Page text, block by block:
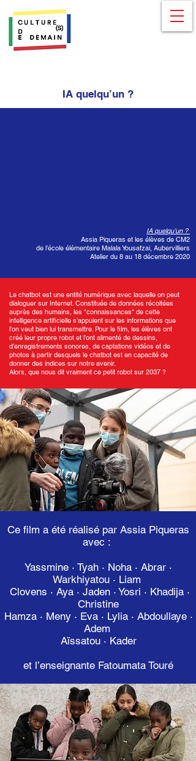
IA quelqu’un ?
IA quelqu’un ?
Assia Piqueras et les élèves de CM2
de l’école élémentaire Malala Yousafzai, Aubervilliers
Atelier du 8 au 18 décembre 2020
Le chatbot est une entité numérique avec laquelle on peut
dialoguer sur Internet. Constituée de données récoltées
auprès des humains, les "connaissances" de cette
intelligence artificielle s’appuient sur les informations que
l’on veut bien lui transmettre. Pour le film, les élèves ont
créé leur propre robot et l’ont alimenté de dessins,
d’enregistrements sonores, de captations vidéos et de
photos à partir desquels le chatbot est en capacité de
donner des indices sur notre avenir.
Alors, que nous dit vraiment ce petit robot sur 2037 ?
Ce film a été réalisé par Assia Piqueras
avec :
Yassmine · Tyah · Noha · Abrar ·
Warkhiyatou · Liam
Clovens · Aya · Jaden · Yosri · Khadija ·
Christine
Hamza · Meny · Eva · Lylia · Abdoullaye ·
Adem
Aïssatou · Kader
et l’enseignante Fatoumata Touré​​